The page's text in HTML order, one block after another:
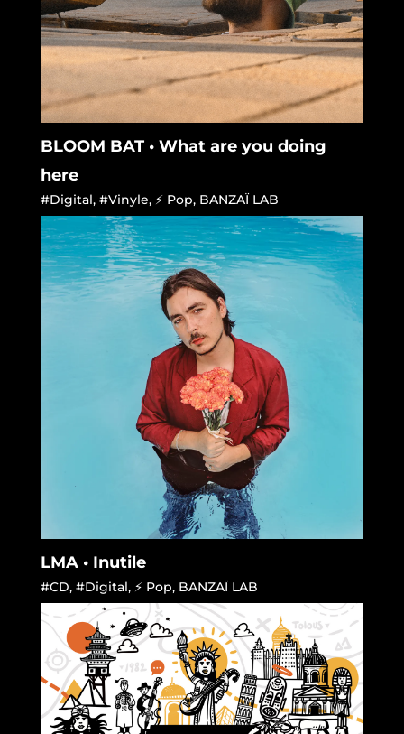
BLOOM BAT • What are you doing
here
#Digital, #Vinyle, ⚡ Pop, BANZAÏ LAB
LMA • Inutile
#CD, #Digital, ⚡ Pop, BANZAÏ LAB